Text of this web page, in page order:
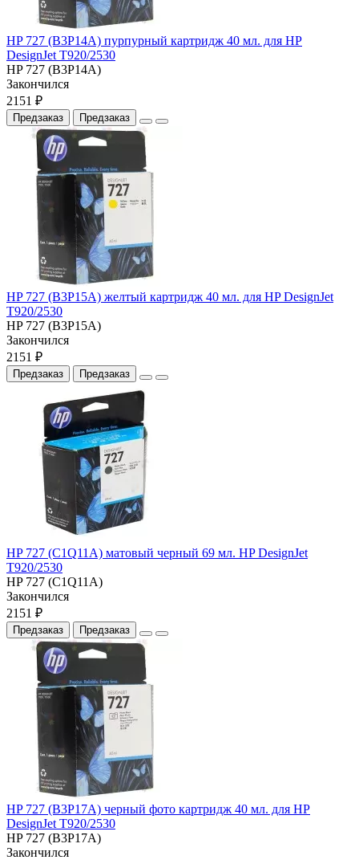
HP 727 (B3P14A) пурпурный картридж 40 мл. для HP
DesignJet T920/2530
HP 727 (B3P14A)
Закончился
2151 ₽
Предзаказ Предзаказ
HP 727 (B3P15A) желтый картридж 40 мл. для HP DesignJet
T920/2530
HP 727 (B3P15A)
Закончился
2151 ₽
Предзаказ Предзаказ
HP 727 (C1Q11A) матовый черный 69 мл. HP DesignJet
T920/2530
HP 727 (C1Q11A)
Закончился
2151 ₽
Предзаказ Предзаказ
HP 727 (B3P17A) черный фото картридж 40 мл. для HP
DesignJet T920/2530
HP 727 (B3P17A)
Закончился